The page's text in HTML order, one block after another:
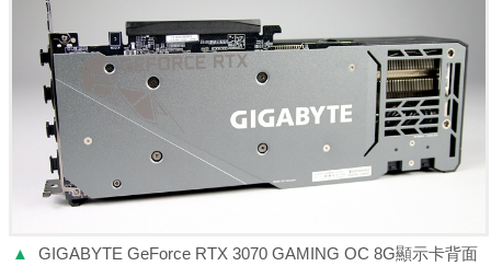
▲
GIGABYTE GeForce RTX 3070 GAMING OC 8G顯示卡背面